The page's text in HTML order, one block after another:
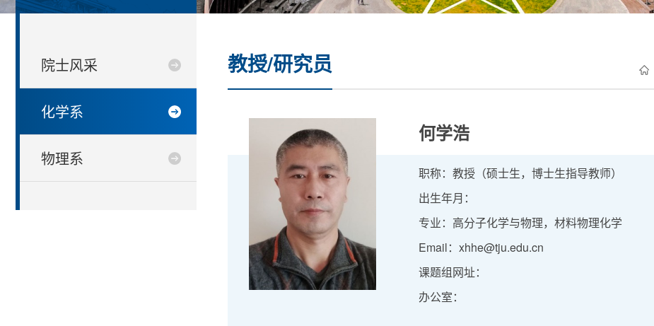
院士风采
化学系
物理系
教授/研究员
何学浩
职称：教授（硕士生，博士生指导教师）
出生年月：
专业：高分子化学与物理，材料物理化学
Email：xhhe@tju.edu.cn
课题组网址：
办公室：